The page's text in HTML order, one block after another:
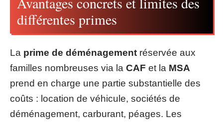
différentes primes
La prime de déménagement réservée aux
familles nombreuses via la CAF et la MSA
prend en charge une partie substantielle des
coûts : location de véhicule, sociétés de
déménagement, carburant, péages. Les